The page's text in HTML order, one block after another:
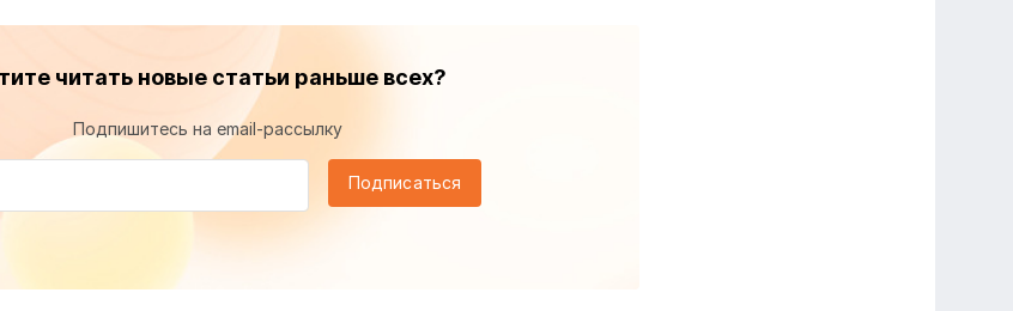
читать новые статьи раньше всех?
Подпишитесь на email-рассылку
Подписаться